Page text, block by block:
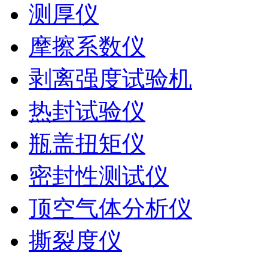
测厚仪
摩擦系数仪
剥离强度试验机
热封试验仪
瓶盖扭矩仪
密封性测试仪
顶空气体分析仪
撕裂度仪